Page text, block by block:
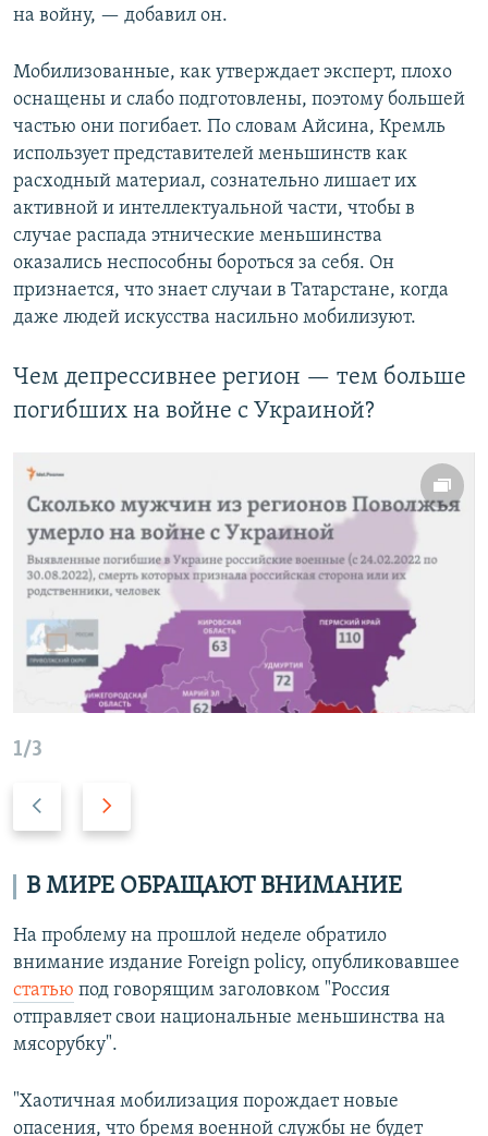
на войну, — добавил он.
Мобилизованные, как утверждает эксперт, плохо
оснащены и слабо подготовлены, поэтому большей
частью они погибает. По словам Айсина, Кремль
использует представителей меньшинств как
расходный материал, сознательно лишает их
активной и интеллектуальной части, чтобы в
случае распада этнические меньшинства
оказались неспособны бороться за себя. Он
признается, что знает случаи в Татарстане, когда
даже людей искусства насильно мобилизуют.
Чем депрессивнее регион — тем больше
погибших на войне с Украиной?
1/3
а
д
р
д
В МИРЕ ОБРАЩАЮТ ВНИМАНИЕ
На проблему на прошлой неделе обратило
внимание издание Foreign policy, опубликовавшее
статью под говорящим заголовком "Россия
отправляет свои национальные меньшинства на
мясорубку".
"Хаотичная мобилизация порождает новые
опасения, что бремя военной службы не будет